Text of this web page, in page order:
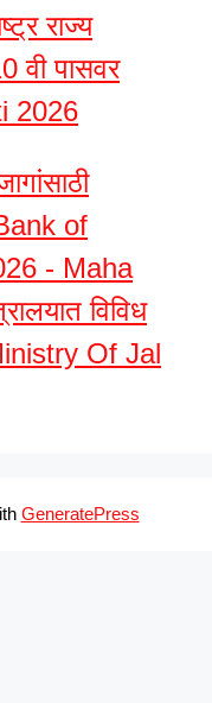
राज्य
वी पासवर
2026
of
- Maha
विविध
Of Jal
GeneratePress